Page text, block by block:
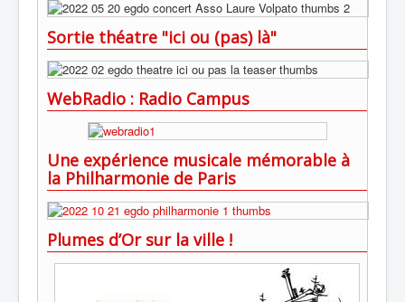
Sortie théatre "ici ou (pas) là"
WebRadio : Radio Campus
Une expérience musicale mémorable à
la Philharmonie de Paris
Plumes d’Or sur la ville !